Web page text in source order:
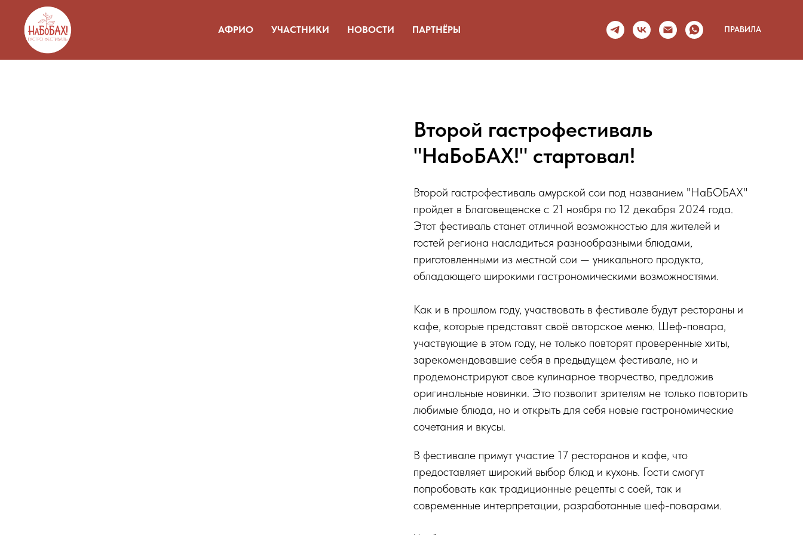
АФРИО УЧАСТНИКИ НОВОСТИ ПАРТНЁРЫ ПРАВИЛА
Второй гастрофестиваль
"НаБоБАХ!" стартовал!
Второй гастрофестиваль амурской сои под названием "НаБОБАХ"
пройдет в Благовещенске с 21 ноября по 12 декабря 2024 года.
Этот фестиваль станет отличной возможностью для жителей и
гостей региона насладиться разнообразными блюдами,
приготовленными из местной сои — уникального продукта,
обладающего широкими гастрономическими возможностями.
Как и в прошлом году, участвовать в фестивале будут рестораны и
кафе, которые представят своё авторское меню. Шеф-повара,
участвующие в этом году, не только повторят проверенные хиты,
зарекомендовавшие себя в предыдущем фестивале, но и
продемонстрируют свое кулинарное творчество, предложив
оригинальные новинки. Это позволит зрителям не только повторить
любимые блюда, но и открыть для себя новые гастрономические
сочетания и вкусы.
В фестивале примут участие 17 ресторанов и кафе, что
предоставляет широкий выбор блюд и кухонь. Гости смогут
попробовать как традиционные рецепты с соей, так и
современные интерпретации, разработанные шеф-поварами.